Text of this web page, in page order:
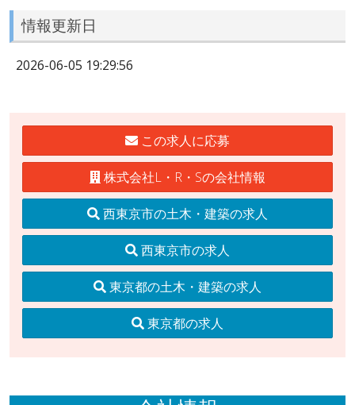
情報更新日
2026-06-05 19:29:56
この求人に応募
株式会社L・R・Sの会社情報
西東京市の土木・建築の求人
西東京市の求人
東京都の土木・建築の求人
東京都の求人